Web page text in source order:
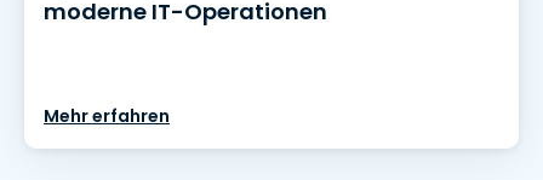
moderne IT-Operationen
Mehr erfahren